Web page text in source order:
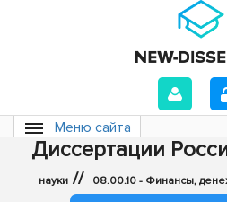
Меню сайта
Диссертации
науки // 08.00.10 - Финансы,